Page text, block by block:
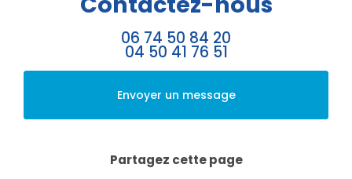
06 74 50 84 20
04 50 41 76 51
Envoyer un message
Partagez cette page